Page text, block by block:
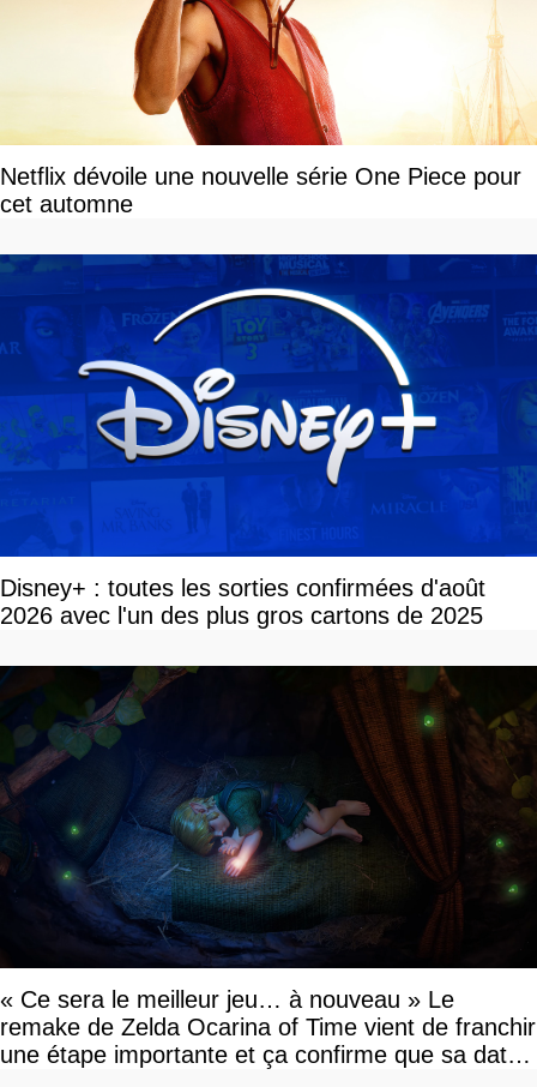
Netflix dévoile une nouvelle série One Piece pour
cet automne
Disney+ : toutes les sorties confirmées d'août
2026 avec l'un des plus gros cartons de 2025
« Ce sera le meilleur jeu… à nouveau » Le
remake de Zelda Ocarina of Time vient de franchir
une étape importante et ça confirme que sa date